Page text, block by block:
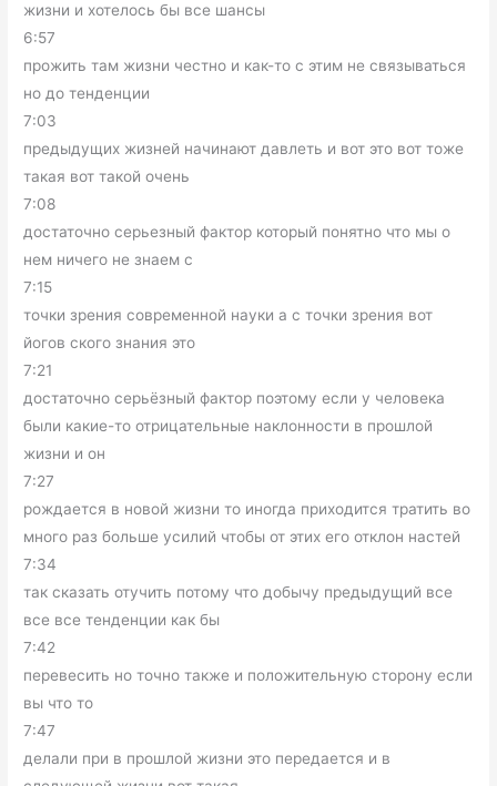
жизни и хотелось бы все шансы
6:57
прожить там жизни честно и как-то с этим не связываться
но до тенденции
7:03
предыдущих жизней начинают давлеть и вот это вот тоже
такая вот такой очень
7:08
достаточно серьезный фактор который понятно что мы о
нем ничего не знаем с
7:15
точки зрения современной науки а с точки зрения вот
йогов ского знания это
7:21
достаточно серьёзный фактор поэтому если у человека
были какие-то отрицательные наклонности в прошлой
жизни и он
7:27
рождается в новой жизни то иногда приходится тратить во
много раз больше усилий чтобы от этих его отклон настей
7:34
так сказать отучить потому что добычу предыдущий все
все все тенденции как бы
7:42
перевесить но точно также и положительную сторону если
вы что то
7:47
делали при в прошлой жизни это передается и в